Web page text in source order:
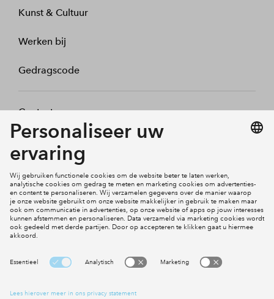
Kunst & Cultuur
Werken bij
Gedragscode
Contact
Mijn profiel
Social Media
Cookies